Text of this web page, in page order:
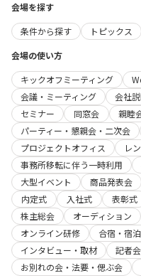
会場を探す
条件から探す
トピックス
会場の使い方
キックオフミーティング
会議・ミーティング
会社
セミナー
同窓会 親睦
パーティー・懇親会・二次会
プロジェクトオフィス
レ
事務所移転に伴う一時利用
大型イベント
商品発表会
内定式
入社式 表彰式
株主総会
オーディション
オンライン研修
合宿・宿
インタビュー・取材
記者
お別れの会・法要・偲ぶ会